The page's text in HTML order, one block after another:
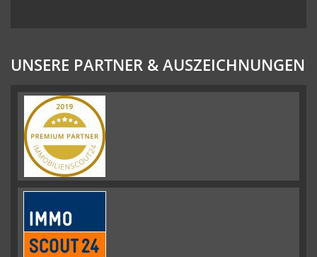
UNSERE PARTNER & AUSZEICHNUNGEN